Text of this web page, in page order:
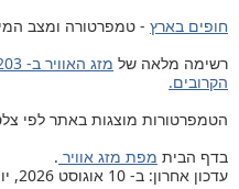
חופים בארץ - טמפרטורה ומצב
רשימה מלאה של
הקרובים.
הטמפרטורות מוצגות באתר לפי
בדף הבית מפת מזג אוויר .
עדכון אחרון: ב- 10 אוגוסט 2026, יום שני, 22:30